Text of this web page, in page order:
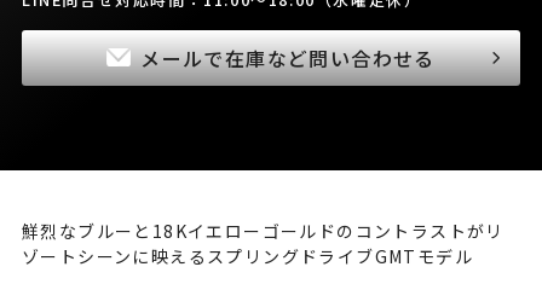
メールで在庫など問い合わせる
鮮烈なブルーと18Kイエローゴールドのコントラストがリ
ゾートシーンに映えるスプリングドライブGMTモデル